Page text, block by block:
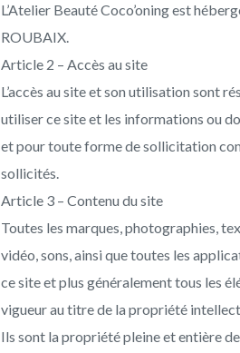
L’Atelier Beauté Coco’oning est
ROUBAIX.
Article 2 – Accès au site
L’accès au site et son utilisation sont
utiliser ce site et les informations ou
et pour toute forme de sollicitation
sollicités.
Article 3 – Contenu du site
Toutes les marques, photographies,
vidéo, sons, ainsi que toutes les
ce site et plus généralement tous les
vigueur au titre de la propriété
Ils sont la propriété pleine et entière